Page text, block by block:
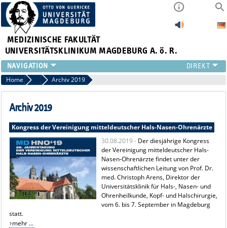
MEDIZINISCHE FAKULTÄT
UNIVERSITÄTSKLINIKUM MAGDEBURG A. ö. R.
INSTITUTE
KLINIKEN
ZENTRALE EINRICHTUNGEN
PRESSE
ÜBER UNS
INTERNATIONAL
INTRANET
Home Archiv Pressemitteilungen
Archiv 2019
Archiv 2019
Kongress der Vereinigung mitteldeutscher Hals-Nasen-Ohrenärzte
30.08.2019 - Der diesjährige Kongress
der Vereinigung mitteldeutscher Hals-
Nasen-Ohrenärzte findet unter der
wissenschaftlichen Leitung von Prof. Dr.
med. Christoph Arens, Direktor der
Universitätsklinik für Hals-, Nasen- und
Ohrenheilkunde, Kopf- und Halschirurgie,
vom 6. bis 7. September in Magdeburg
statt.
mehr ...